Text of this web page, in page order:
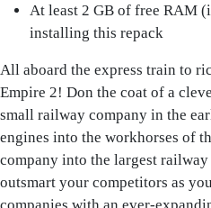
At least 2 GB of free RAM
installing this repack
All aboard the express train to
Empire 2! Don the coat of a
small railway company in the
engines into the workhorses of
company into the largest
outsmart your competitors as